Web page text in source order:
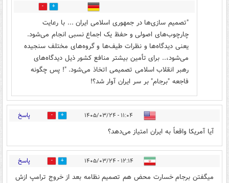
0
"تصمیم سازی‌ها در جمهوری اسلامی ایران ... با رعایت
چارچوب‌های اصولی و حفظ یک اجماع نسبی انجام می‌شود.
یعنی دیدگاه‌ها و نظرات طیف‌ها و گروه‌های مختلف سنجیده
می‌شود،.. برای تأمین بیشتر منافع کشور ذیل دیدگاه‌های
رهبر انقلاب اسلامی تصمیمی اتخاذ می‌شود. "! پس چگونه
فاجعه "برجام" بر سر ایران آوار شد؟!
۱۱:۰۴ - ۱۴۰۵/۰۳/۲۴ 2 پاسخ
آیا آمریکا واقعاً به ایران امتیاز می‌دهد؟
۱۲:۱۴ - ۱۴۰۵/۰۳/۲۴ 0 پاسخ
میگفتن برجام خسارت محض هم تصمیم نظامه بعد از خروج ترامپ ازش